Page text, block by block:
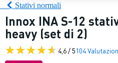
Stativi normali
Innox INA S-12
heavy (set di 2)
4,6 / 5104